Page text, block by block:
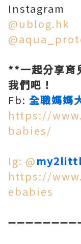
Instagram
@ublog.hk
@
**一起分享育
我們吧！
Fb: 全職媽媽
https://
babies/
Ig: @
https://
ebabies